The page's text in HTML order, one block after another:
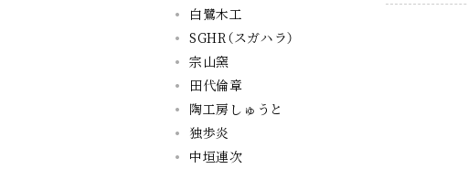
白鷺木工
SGHR（スガハラ）
宗山窯
田代倫章
陶工房しゅうと
独歩炎
中垣連次